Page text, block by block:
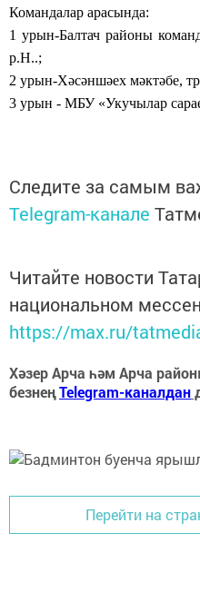
Командалар арасында:
1 урын-Балтач районы
р.Н..;
2 урын-Хәсәншәех мәктәбе,
3 урын - МБУ «Укучылар
Следите за самым
Telegram-канале
Читайте новости
национальном
https://max.ru/
Хәзер Арча һәм Арча
безнеңTelegram-каналдан
Перейти на